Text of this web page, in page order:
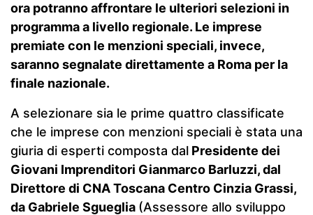
ora potranno affrontare le ulteriori selezioni in
programma a livello regionale. Le imprese
premiate con le menzioni speciali, invece,
saranno segnalate direttamente a Roma per la
finale nazionale.
A selezionare sia le prime quattro classificate
che le imprese con menzioni speciali è stata una
giuria di esperti composta dal Presidente dei
Giovani Imprenditori Gianmarco Barluzzi, dal
Direttore di CNA Toscana Centro Cinzia Grassi,
da Gabriele Sgueglia (Assessore allo sviluppo